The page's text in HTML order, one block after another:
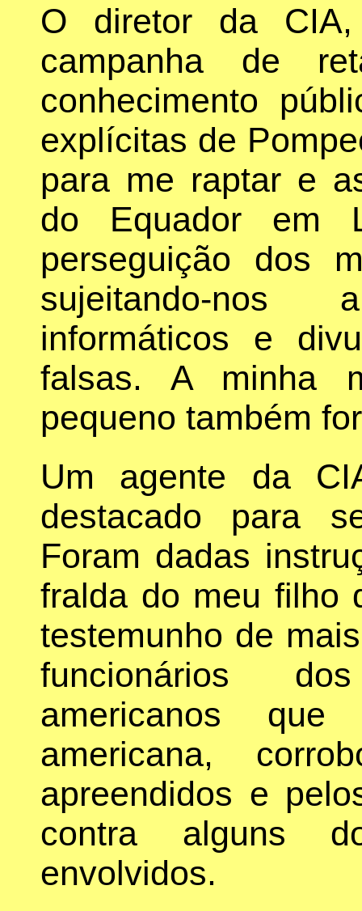
O diretor da
campanha de
conhecimento
explícitas de
para me raptar e
do Equador em
perseguição dos
sujeitando-
informáticos e
falsas. A minha
pequeno também
Um agente da
destacado para
Foram dadas
fralda do meu filho
testemunho de
funcionários
americanos
americana,
apreendidos e
contra alguns
envolvidos.